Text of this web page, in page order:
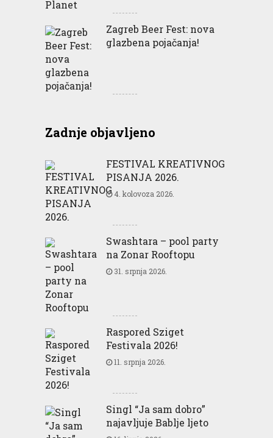
Zagreb Beer Fest: nova
glazbena pojačanja!
Zadnje objavljeno
FESTIVAL KREATIVNOG
PISANJA 2026.
4. kolovoza 2026.
Swashtara – pool party
na Zonar Rooftopu
31. srpnja 2026.
Raspored Sziget
Festivala 2026!
11. srpnja 2026.
Singl “Ja sam dobro”
najavljuje Bablje ljeto